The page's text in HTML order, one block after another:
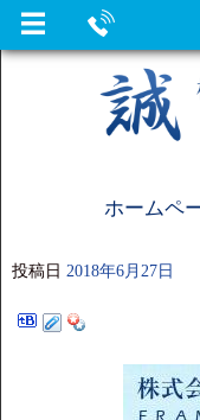
ホームペ
投稿日 2018年6月27日